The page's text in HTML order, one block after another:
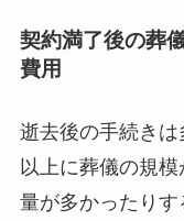
契約満了後の葬
費用
逝去後の手続き
以上に葬儀の規
量が多かったり